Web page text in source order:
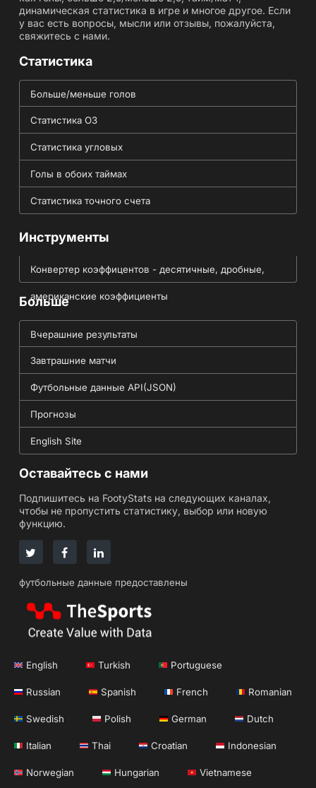
динамическая статистика в игре и многое другое. Если
у вас есть вопросы, мысли или отзывы, пожалуйста,
свяжитесь с нами.
Статистика
Больше/меньше голов
Статистика ОЗ
Статистика угловых
Голы в обоих таймах
Статистика точного счета
Инструменты
Конвертер коэффицентов - десятичные, дробные,
американские коэффициенты
Больше
Вчерашние результаты
Завтрашние матчи
Футбольные данные API(JSON)
Прогнозы
English Site
Оставайтесь с нами
Подпишитесь на FootyStats на следующих каналах,
чтобы не пропустить статистику, выбор или новую
функцию.
футбольные данные предоставлены
English Turkish Portuguese
Russian Spanish French Romanian
Swedish Polish German Dutch
Italian Thai Croatian Indonesian
Norwegian Hungarian Vietnamese